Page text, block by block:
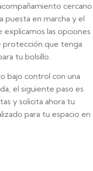
cercano
puesta en marcha y el
las opciones
protección que tenga
tu bolsillo.
bajo control con una
el siguiente paso es
y solicita ahora tu
para tu espacio en